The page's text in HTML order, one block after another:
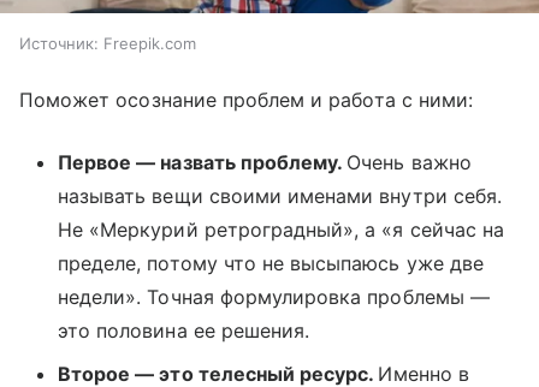
Источник: Freepik.com
Поможет осознание проблем и работа с ними:
Первое — назвать проблему. Очень важно
называть вещи своими именами внутри себя.
Не «Меркурий ретроградный», а «я сейчас на
пределе, потому что не высыпаюсь уже две
недели». Точная формулировка проблемы —
это половина ее решения.
Второе — это телесный ресурс. Именно в